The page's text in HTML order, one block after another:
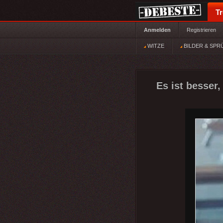
Anmelden Registrieren
WITZE BILDER &
Es ist